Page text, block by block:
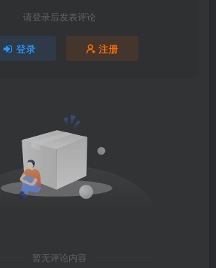
请登录后发表评论
登录 注册
暂无评论内容